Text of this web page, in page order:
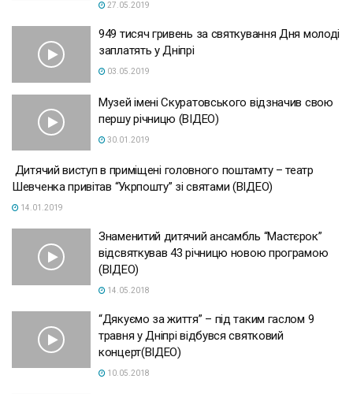
27.05.2019
949 тисяч гривень за святкування Дня молоді
заплатять у Дніпрі
03.05.2019
Музей імені Скуратовського відзначив свою
першу річницю (ВІДЕО)
30.01.2019
Дитячий виступ в приміщені головного поштамту – театр
Шевченка привітав “Укрпошту” зі святами (ВІДЕО)
14.01.2019
Знаменитий дитячий ансамбль “Мастєрок”
відсвяткував 43 річницю новою програмою
(ВІДЕО)
14.05.2018
“Дякуємо за життя” – під таким гаслом 9
травня у Дніпрі відбувся святковий
концерт(ВІДЕО)
10.05.2018